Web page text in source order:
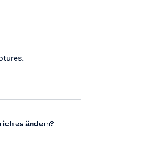
ich es ändern?